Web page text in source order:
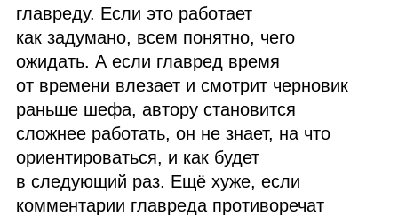
главреду. Если это работает
как задумано, всем понятно, чего
ожидать. А если главред время
от времени влезает и смотрит черновик
раньше шефа, автору становится
сложнее работать, он не знает, на что
ориентироваться, и как будет
в следующий раз. Ещё хуже, если
комментарии главреда противоречат